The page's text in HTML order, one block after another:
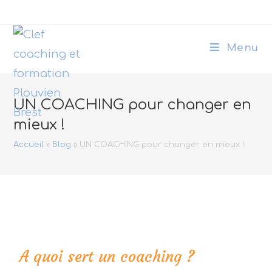
Menu
UN COACHING pour changer en
mieux !
Accueil » Blog » UN COACHING pour changer en mieux !
A quoi sert un coaching ?